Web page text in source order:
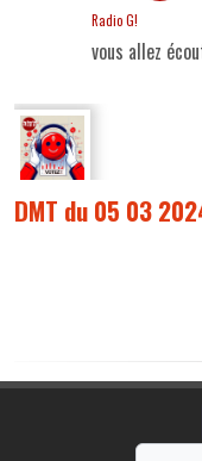
Radio G!
vous allez
DMT du 05 03